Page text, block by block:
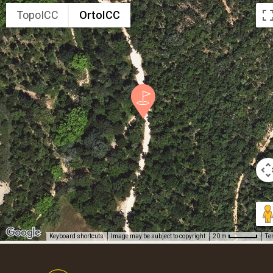
TopoICC OrtoICC
Keyboard shortcuts Image may be subject to copyright 20 m